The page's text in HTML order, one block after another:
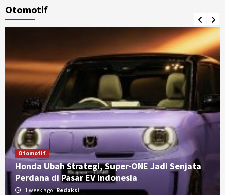
Otomotif
Otomotif
Honda Ubah Strategi, Super-ONE Jadi Senjata
Perdana di Pasar EV Indonesia
1 week ago Redaksi